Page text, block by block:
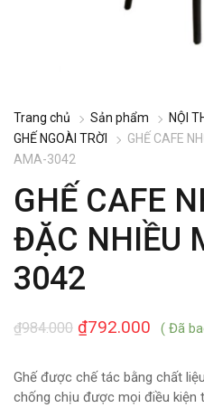
Trang chủ Sản phẩm
NỘI
GHẾ NGOÀI TRỜI
GHẾ CAFE
AMA-3042
GHẾ CAFE
ĐẶC NHIỀU
3042
984.000
₫ 792.000
₫ ( Đã
Ghế được chế tác bằng chất
chống chịu được mọi điều kiện